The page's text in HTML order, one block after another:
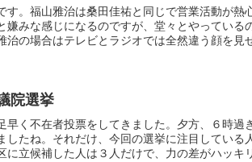
す。福山雅治は桑田佳祐と同じで営業活動が熱
嫌みな感じになるのですが、堂々とやっている
治の場合はテレビとラジオでは全然違う顔を見
院選挙
早く不在者投票をしてきました。夕方、６時過
したね。それだけ、今回の選挙に注目している
に立候補した人は３人だけで、力の差がハッキ